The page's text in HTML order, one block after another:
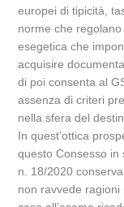
europei di tipicità,
norme che
esegetica che
acquisire
di poi consenta al
assenza di criteri
nella sfera del
In quest’ottica
questo Consesso in
n. 18/2020
non ravvede